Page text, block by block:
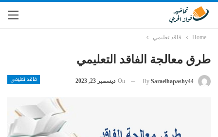
Home فاقد تعليمي
طرق معالجة الفاقد التعليمي
فاقد تعليمي By Saraelhapashy44
On ديسمبر 23, 2023